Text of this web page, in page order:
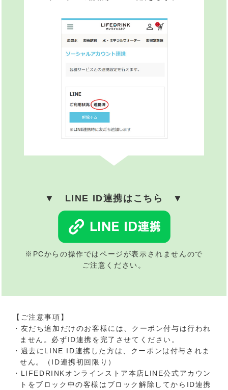
▼ LINE ID連携はこちら ▼
※PCからの操作ではページが表示されませんので
ご注意ください。
【ご注意事項】
・友だち追加だけのお客様には、クーポン付与は行われ
ません。必ずID連携を完了させてください。
・過去にLINE ID連携した方は、クーポンは付与されま
せん。（ID連携初回限り）
・LIFEDRINKオンラインストア本店LINE公式アカウン
トをブロック中の客様はブロック解除してからID連携